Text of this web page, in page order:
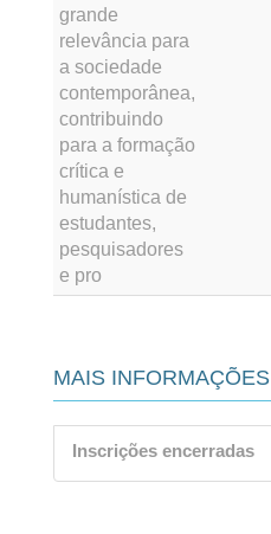
grande
relevância para
a sociedade
contemporânea,
contribuindo
para a formação
crítica e
humanística de
estudantes,
pesquisadores
e pro
MAIS INFORMAÇÕES
Inscrições encerradas